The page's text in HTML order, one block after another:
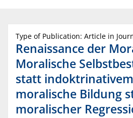
Type of Publication: Article in
Renaissance der
Moralische
statt
moralische Bildung
moralischer